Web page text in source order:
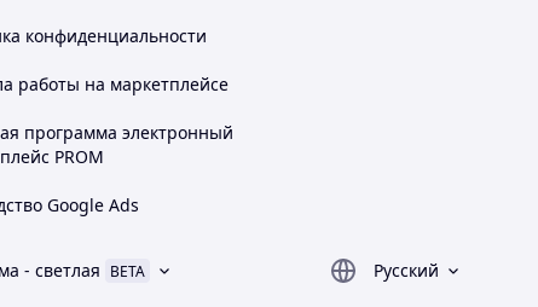
конфиденциальности
работы на маркетплейсе
программа электронный
PROM
Google Ads
- светлая BETA
Русский